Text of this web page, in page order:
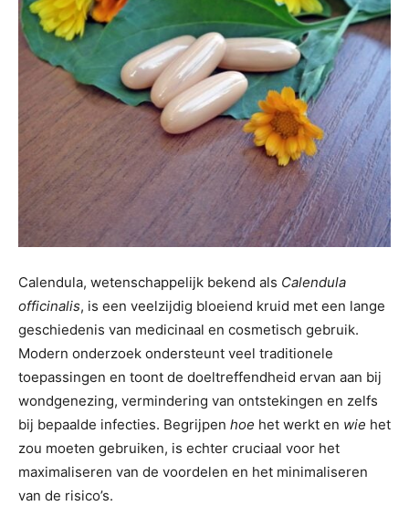
Calendula, wetenschappelijk bekend als Calendula
officinalis, is een veelzijdig bloeiend kruid met een lange
geschiedenis van medicinaal en cosmetisch gebruik.
Modern onderzoek ondersteunt veel traditionele
toepassingen en toont de doeltreffendheid ervan aan bij
wondgenezing, vermindering van ontstekingen en zelfs
bij bepaalde infecties. Begrijpen hoe het werkt en wie het
zou moeten gebruiken, is echter cruciaal voor het
maximaliseren van de voordelen en het minimaliseren
van de risico’s.